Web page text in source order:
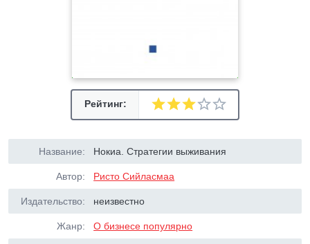
Рейтинг:
Название: Нокиа. Стратегии выживания
Автор: Ристо Сийласмаа
Издательство: неизвестно
Жанр: О бизнесе популярно